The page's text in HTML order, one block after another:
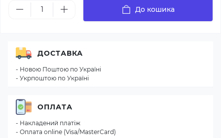
До кошика
ДОСТАВКА
- Новою Поштою по Україні
- Укрпоштою по Україні
ОПЛАТА
- Накладений платіж
- Оплата online (Visa/MasterCard)